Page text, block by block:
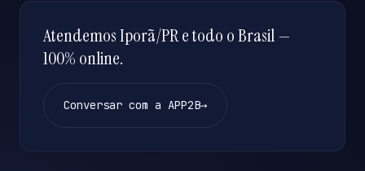
Atendemos Iporã/PR e todo o Brasil —
100% online.
Conversar com a APP2B→